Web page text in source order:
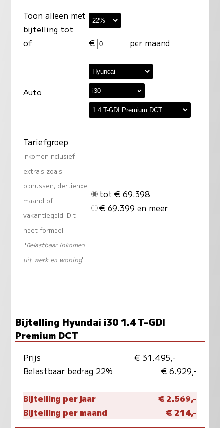
Toon alleen met
bijtelling tot
of
€ per maand
Auto
Tariefgroep
Inkomen nclusief
extra's zoals
bonussen, dertiende
maand of
vakantiegeld. Dit
heet formeel:
"Belastbaar inkomen
uit werk en woning"
tot € 69.398
€ 69.399 en meer
Bijtelling Hyundai i30 1.4 T-GDI
Premium DCT
Prijs
€ 31.495,-
Belastbaar bedrag 22%
€ 6.929,-
Bijtelling per jaar
€ 2.569,-
Bijtelling per maand
€ 214,-